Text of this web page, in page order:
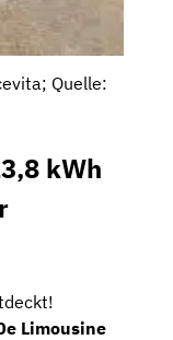
Quelle:
kWh
Limousine